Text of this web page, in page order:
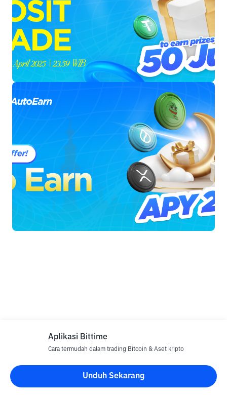
Aplikasi Bittime
Cara termudah dalam trading Bitcoin & Aset kripto
Unduh Sekarang